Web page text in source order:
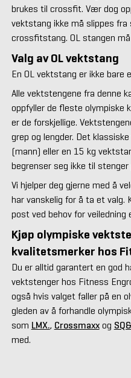
brukes til crossfit. Vær dog
vektstang ikke må slippes fra
crossfitstang. OL stangen
Valg av OL vektstang
En OL vektstang er ikke bare
Alle vektstengene fra denne
oppfyller de fleste olympiske
er de forskjellige.
grep og lengder. Det
(mann) eller en 15 kg
begrenser seg ikke til
Vi hjelper deg gjerne med å
har vanskelig for å ta et valg.
post ved behov for veiledning
Kjøp olympiske
kvalitetsmerker hos
Du er alltid garantert en god
vektstenger hos Fitness
også hvis valget faller på en
gleden av å forhandle
som LMX., Crossmaxxog
med.